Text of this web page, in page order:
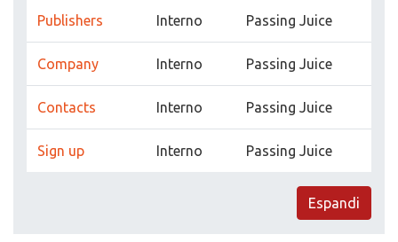
Publishers Interno Passing Juice
Company Interno Passing Juice
Contacts Interno Passing Juice
Sign up Interno Passing Juice
Espandi